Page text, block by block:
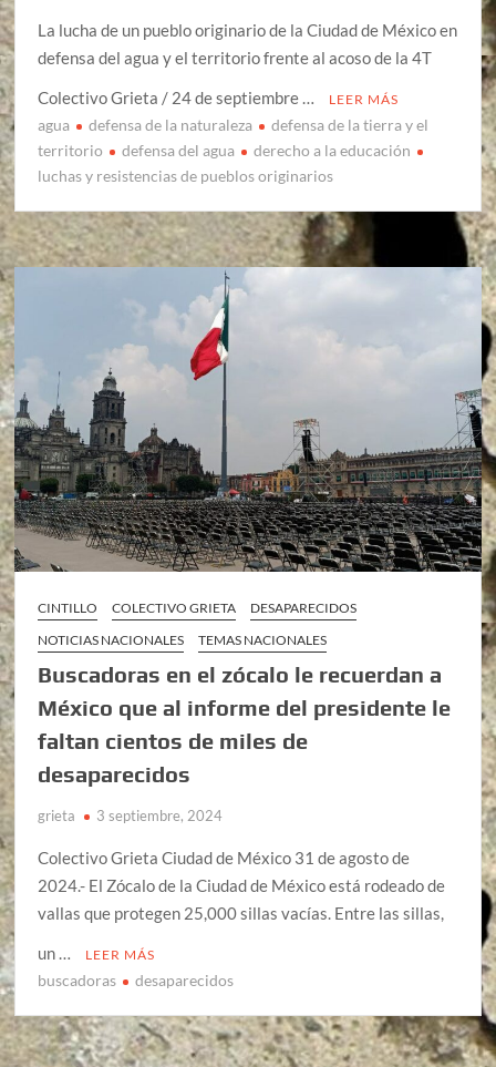
La lucha de un pueblo originario de la Ciudad de México en
defensa del agua y el territorio frente al acoso de la 4T
Colectivo Grieta / 24 de septiembre …
LEER MÁS
agua defensa de la naturaleza
defensa de la tierra y el
territorio
defensa del agua
derecho a la educación
luchas y resistencias de pueblos originarios
CINTILLO COLECTIVO GRIETA
DESAPARECIDOS
NOTICIAS NACIONALES
TEMAS NACIONALES
Buscadoras en el zócalo le recuerdan a
México que al informe del presidente le
faltan cientos de miles de
desaparecidos
grieta 3 septiembre, 2024
Colectivo Grieta Ciudad de México 31 de agosto de
2024.- El Zócalo de la Ciudad de México está rodeado de
vallas que protegen 25,000 sillas vacías. Entre las sillas,
un …
LEER MÁS
buscadoras desaparecidos